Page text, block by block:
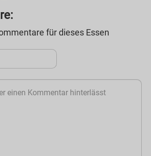
für dieses Essen